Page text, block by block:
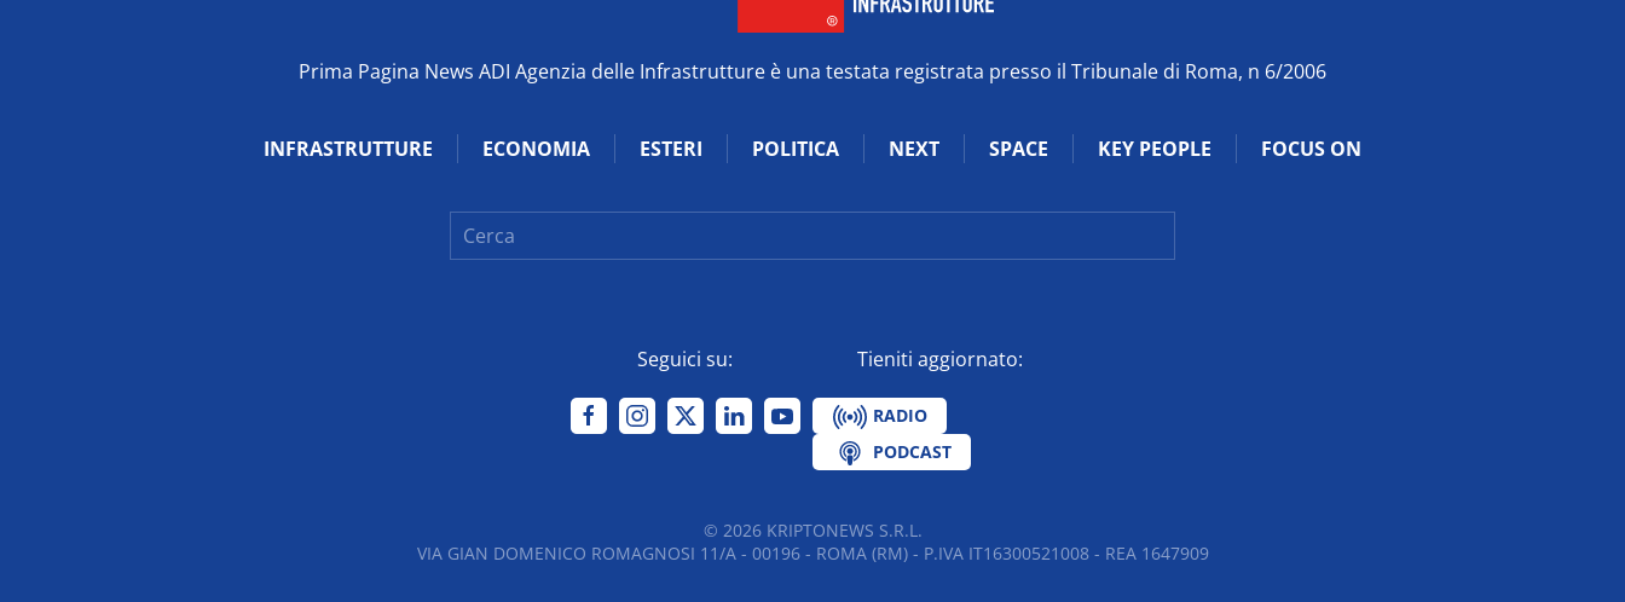
Prima Pagina News ADI Agenzia delle Infrastrutture è una testata registrata presso il Tribunale di Roma, n 6/2006
INFRASTRUTTURE ECONOMIA ESTERI POLITICA NEXT SPACE KEY PEOPLE FOCUS ON
Seguici su: Tieniti aggiornato:
RADIO
PODCAST
© 2026KRIPTONEWS S.R.L.
VIA GIAN DOMENICO ROMAGNOSI 11/A - 00196 - ROMA (RM) - P.IVA IT16300521008 - REA 1647909